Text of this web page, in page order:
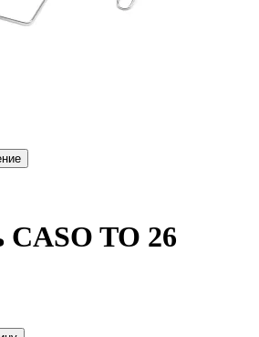
TO 26